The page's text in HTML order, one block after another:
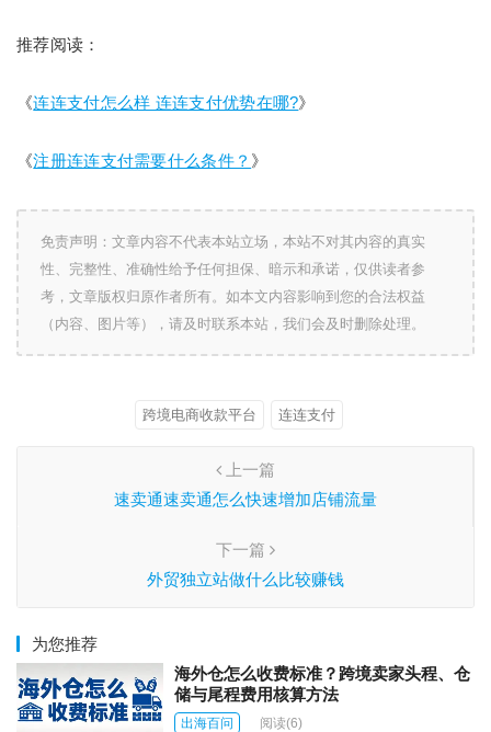
推荐阅读：
《连连支付怎么样 连连支付优势在哪?》
《注册连连支付需要什么条件？ 》
免责声明：文章内容不代表本站立场，本站不对其内容的真实
性、完整性、准确性给予任何担保、暗示和承诺，仅供读者参
考，文章版权归原作者所有。如本文内容影响到您的合法权益
（内容、图片等），请及时联系本站，我们会及时删除处理。
跨境电商收款平台 连连支付
上一篇
速卖通速卖通怎么快速增加店铺流量
下一篇
外贸独立站做什么比较赚钱
为您推荐
海外仓怎么收费标准？跨境卖家头程、仓
储与尾程费用核算方法
出海百问 阅读(6)